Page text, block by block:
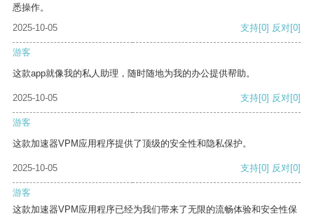
悉操作。
2025-10-05
支持[0] 反对[0]
游客
这款app就像我的私人助理，随时随地为我的办公提供帮助。
2025-10-05 支持[0] 反对[0]
游客
这款加速器VPM应用程序提供了顶级的安全性和隐私保护。
2025-10-05 支持[0] 反对[0]
游客
这款加速器VPM应用程序已经为我们带来了无限的流畅体验和安全性保